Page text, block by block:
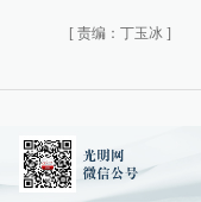
[ 责编：丁玉冰 ]